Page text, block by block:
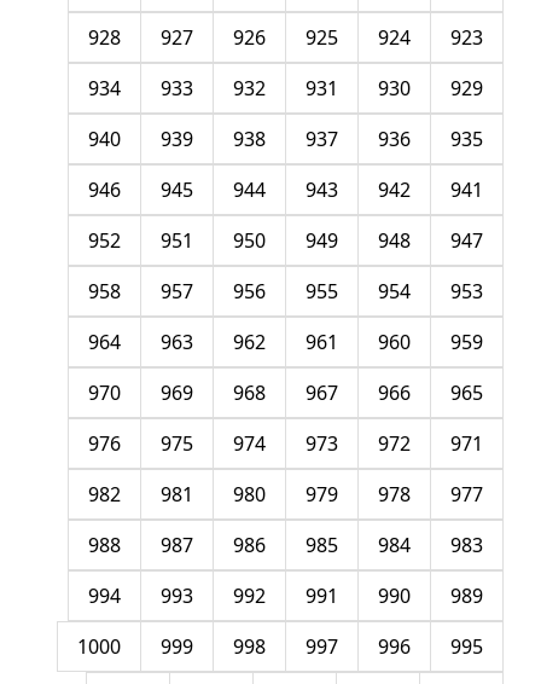
923
924
925
926
927
928
929
930
931
932
933
934
935
936
937
938
939
940
941
942
943
944
945
946
947
948
949
950
951
952
953
954
955
956
957
958
959
960
961
962
963
964
965
966
967
968
969
970
971
972
973
974
975
976
977
978
979
980
981
982
983
984
985
986
987
988
989
990
991
992
993
994
995
996
997
998
999
1000